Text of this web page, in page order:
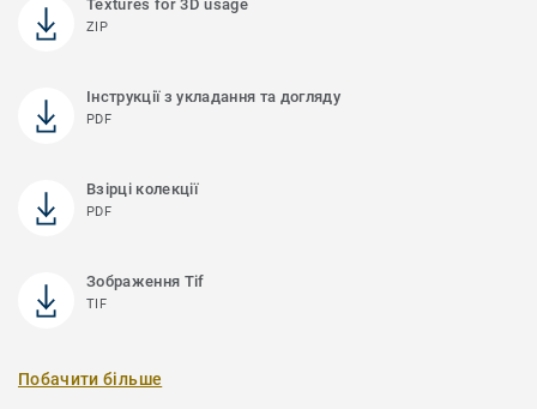
Textures for 3D usage
ZIP
Інструкції з укладання та догляду
PDF
Взірці колекції
PDF
Зображення Tif
TIF
Побачити більше